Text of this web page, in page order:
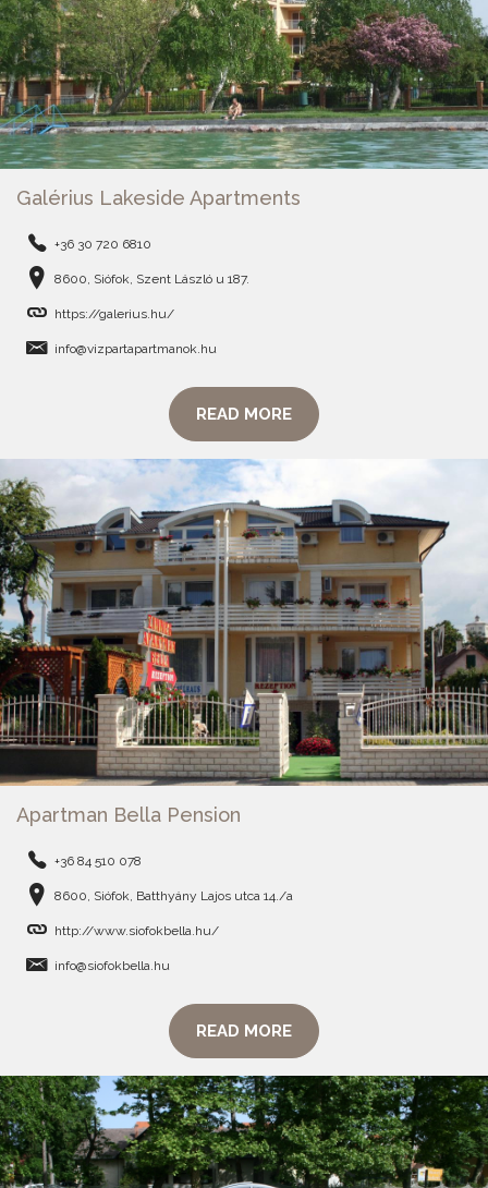
Galérius Lakeside Apartments
+36 30 720 6810
8600, Siófok, Szent László u 187.
https://galerius.hu/
info@vizpartapartmanok.hu
READ MORE
Apartman Bella Pension
+36 84 510 078
8600, Siófok, Batthyány Lajos utca 14./a
http://www.siofokbella.hu/
info@siofokbella.hu
READ MORE